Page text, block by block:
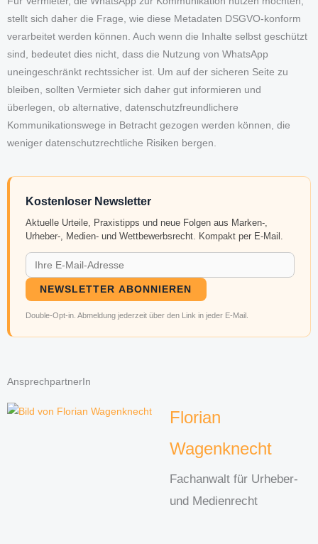
stellt sich daher die Frage, wie diese Metadaten DSGVO-konform
verarbeitet werden können. Auch wenn die Inhalte selbst geschützt
sind, bedeutet dies nicht, dass die Nutzung von WhatsApp
uneingeschränkt rechtssicher ist. Um auf der sicheren Seite zu
bleiben, sollten Vermieter sich daher gut informieren und
überlegen, ob alternative, datenschutzfreundlichere
Kommunikationswege in Betracht gezogen werden können, die
weniger datenschutzrechtliche Risiken bergen.
Kostenloser Newsletter
Aktuelle Urteile, Praxistipps und neue Folgen aus Marken-,
Urheber-, Medien- und Wettbewerbsrecht. Kompakt per E-Mail.
NEWSLETTER ABONNIEREN
Double-Opt-in. Abmeldung jederzeit über den Link in jeder E-Mail.
AnsprechpartnerIn
Florian
Wagenknecht
Fachanwalt für Urheber-
und Medienrecht